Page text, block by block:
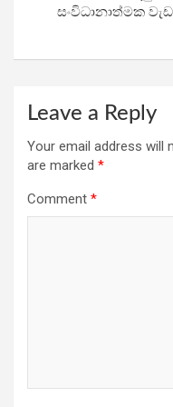
සංවිධානාත්මක
Leave a Reply
Your email address will
are marked *
Comment *